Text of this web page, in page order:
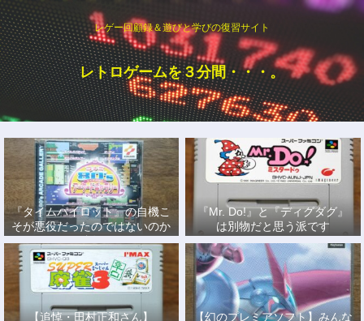
レゲー回顧録＆遊びと学びの復習サイト
レトロゲームを３分間・・・。
『タイムパイロット』の自機こ
そが悪役だったのではないのか
説
『Mr. Do!』と『ディグダグ』
は別物だと思う派です
【追悼・田村正和さん】
【幻のプレミアソフト】みんな